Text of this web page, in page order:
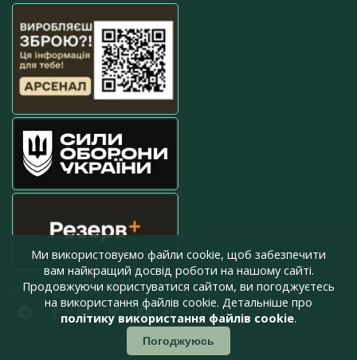
press@armyinform.com.ua
Ми використовуємо файли cookie, щоб забезпечити
вам найкращий досвід роботи на нашому сайті.
Продовжуючи користуватися сайтом, ви погоджуєтесь
на використання файлів cookie. Детальніше про
політику використання файлів cookie.
Погоджуюсь